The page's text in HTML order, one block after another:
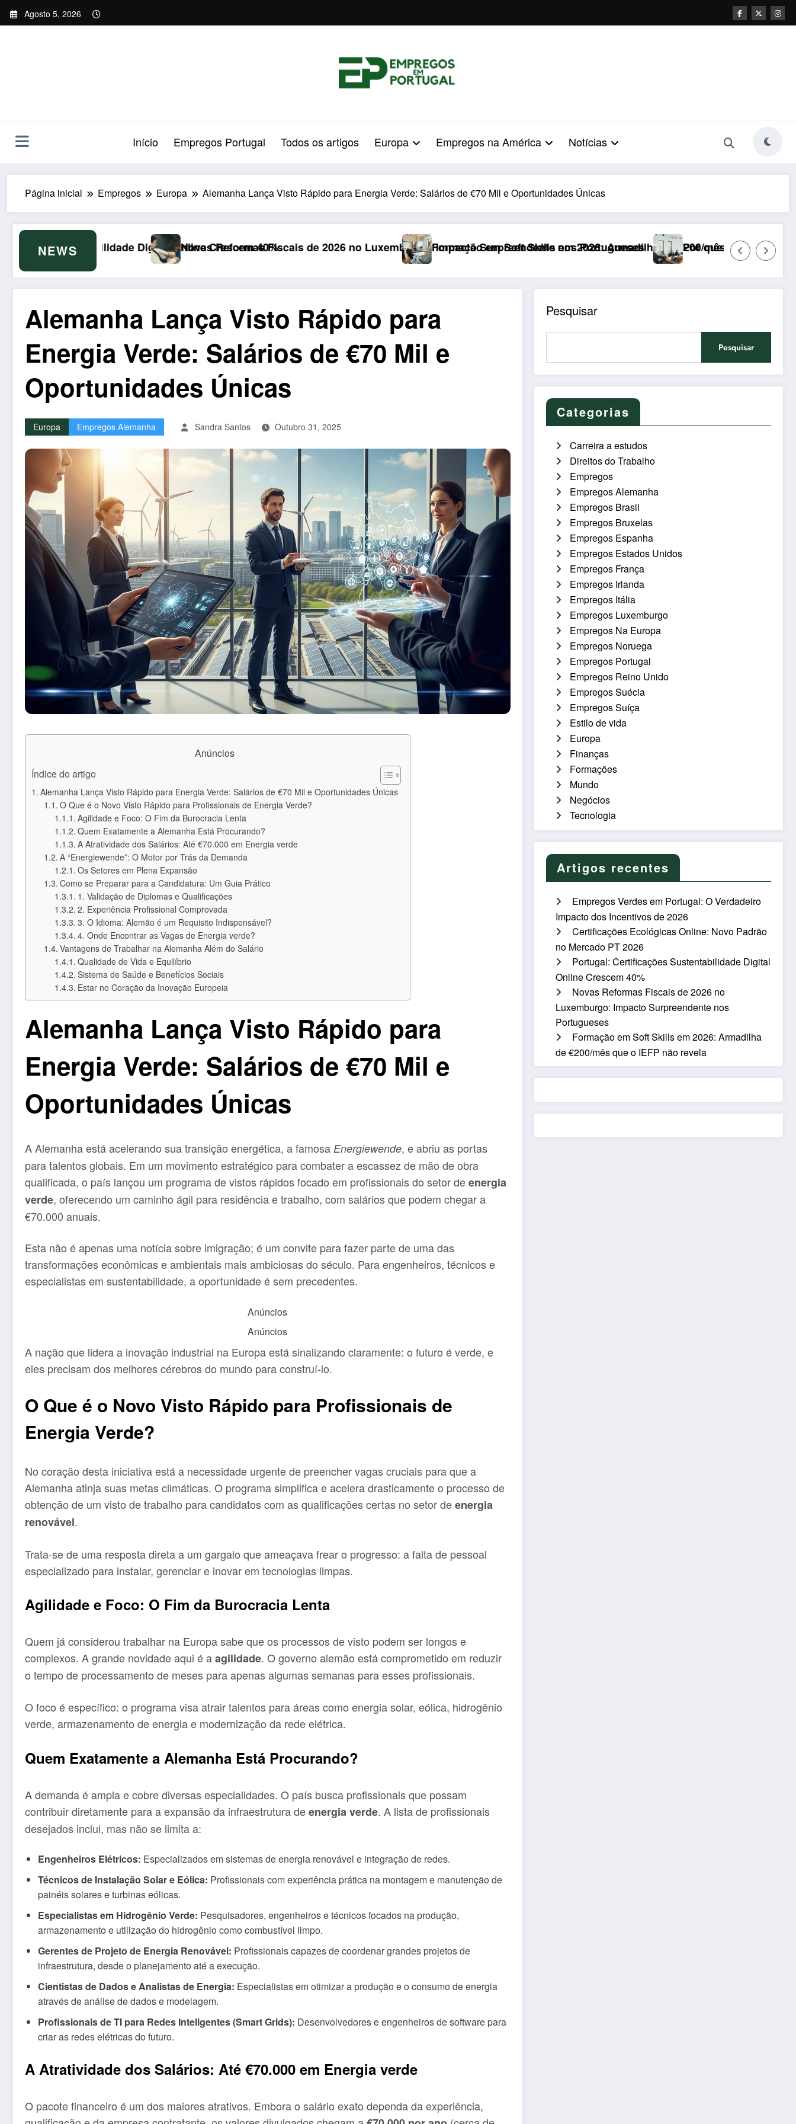
Saltar
para
Agosto 5, 2026
Início Empregos Portugal Todos os artigos Europa Empregos na América Notícias
Página inicial Empregos Europa Alemanha Lança Visto Rápido para Energia Verde: Salários de €70 Mil e Oportunidades Únicas
NEWS
Online Crescem 40%
Novas Reformas Fiscais de 2026 no Luxemburgo: Impacto Surpreendente nos Portugueses
Formação em Soft Skills em 2026: Armadilha de €200/mês que o IEFP não revela
Por que 70% do empreendedorismo feminino
Alemanha Lança Visto Rápido para
Energia Verde: Salários de €70 Mil e
Oportunidades Únicas
Europa Empregos Alemanha Sandra Santos Outubro 31, 2025
Anúncios
Índice do artigo
Alemanha Lança Visto Rápido para Energia Verde: Salários de €70 Mil e Oportunidades Únicas
O Que é o Novo Visto Rápido para Profissionais de Energia Verde?
Agilidade e Foco: O Fim da Burocracia Lenta
Quem Exatamente a Alemanha Está Procurando?
A Atratividade dos Salários: Até €70.000 em Energia verde
A “Energiewende”: O Motor por Trás da Demanda
Os Setores em Plena Expansão
Como se Preparar para a Candidatura: Um Guia Prático
1. Validação de Diplomas e Qualificações
2. Experiência Profissional Comprovada
3. O Idioma: Alemão é um Requisito Indispensável?
4. Onde Encontrar as Vagas de Energia verde?
Vantagens de Trabalhar na Alemanha Além do Salário
Qualidade de Vida e Equilíbrio
Sistema de Saúde e Benefícios Sociais
Estar no Coração da Inovação Europeia
Alemanha Lança Visto Rápido para
Energia Verde: Salários de €70 Mil e
Oportunidades Únicas
A Alemanha está acelerando sua transição energética, a famosa Energiewende, e abriu as portas
para talentos globais. Em um movimento estratégico para combater a escassez de mão de obra
qualificada, o país lançou um programa de vistos rápidos focado em profissionais do setor deenergia
verde, oferecendo um caminho ágil para residência e trabalho, com salários que podem chegar a
€70.000 anuais.
Esta não é apenas uma notícia sobre imigração; é um convite para fazer parte de uma das
transformações econômicas e ambientais mais ambiciosas do século. Para engenheiros, técnicos e
especialistas em sustentabilidade, a oportunidade é sem precedentes.
Anúncios
Anúncios
A nação que lidera a inovação industrial na Europa está sinalizando claramente: o futuro é verde, e
eles precisam dos melhores cérebros do mundo para construí-lo.
O Que é o Novo Visto Rápido para Profissionais de
Energia Verde?
No coração desta iniciativa está a necessidade urgente de preencher vagas cruciais para que a
Alemanha atinja suas metas climáticas. O programa simplifica e acelera drasticamente o processo de
obtenção de um visto de trabalho para candidatos com as qualificações certas no setor deenergia
renovável.
Trata-se de uma resposta direta a um gargalo que ameaçava frear o progresso: a falta de pessoal
especializado para instalar, gerenciar e inovar em tecnologias limpas.
Agilidade e Foco: O Fim da Burocracia Lenta
Quem já considerou trabalhar na Europa sabe que os processos de visto podem ser longos e
complexos. A grande novidade aqui é aagilidade. O governo alemão está comprometido em reduzir
o tempo de processamento de meses para apenas algumas semanas para esses profissionais.
O foco é específico: o programa visa atrair talentos para áreas como energia solar, eólica, hidrogênio
verde, armazenamento de energia e modernização da rede elétrica.
Quem Exatamente a Alemanha Está Procurando?
A demanda é ampla e cobre diversas especialidades. O país busca profissionais que possam
contribuir diretamente para a expansão da infraestrutura deenergia verde. A lista de profissionais
desejados inclui, mas não se limita a:
Engenheiros Elétricos: Especializados em sistemas de energia renovável e integração de redes.
Técnicos de Instalação Solar e Eólica: Profissionais com experiência prática na montagem e manutenção de
painéis solares e turbinas eólicas.
Especialistas em Hidrogênio Verde: Pesquisadores, engenheiros e técnicos focados na produção,
armazenamento e utilização do hidrogênio como combustível limpo.
Gerentes de Projeto de Energia Renovável: Profissionais capazes de coordenar grandes projetos de
infraestrutura, desde o planejamento até a execução.
Cientistas de Dados e Analistas de Energia: Especialistas em otimizar a produção e o consumo de energia
através de análise de dados e modelagem.
Profissionais de TI para Redes Inteligentes (Smart Grids): Desenvolvedores e engenheiros de software para
criar as redes elétricas do futuro.
A Atratividade dos Salários: Até €70.000 em Energia verde
O pacote financeiro é um dos maiores atrativos. Embora o salário exato dependa da experiência,
Pesquisar
Pesquisar
Categorias
Carreira a estudos
Direitos do Trabalho
Empregos
Empregos Alemanha
Empregos Brasil
Empregos Bruxelas
Empregos Espanha
Empregos Estados Unidos
Empregos França
Empregos Irlanda
Empregos Itália
Empregos Luxemburgo
Empregos Na Europa
Empregos Noruega
Empregos Portugal
Empregos Reino Unido
Empregos Suécia
Empregos Suíça
Estilo de vida
Europa
Finanças
Formações
Mundo
Negócios
Tecnologia
Artigos recentes
Empregos Verdes em Portugal: O Verdadeiro
Impacto dos Incentivos de 2026
Certificações Ecológicas Online: Novo Padrão
no Mercado PT 2026
Portugal: Certificações Sustentabilidade Digital
Online Crescem 40%
Novas Reformas Fiscais de 2026 no
Luxemburgo: Impacto Surpreendente nos
Portugueses
Formação em Soft Skills em 2026: Armadilha
de €200/mês que o IEFP não revela